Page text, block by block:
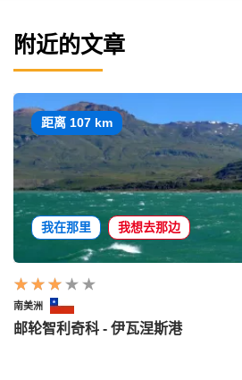
附近的文章
距离 107 km
我在那里 我想去那边
南美洲
邮轮智利奇科 - 伊瓦涅斯港